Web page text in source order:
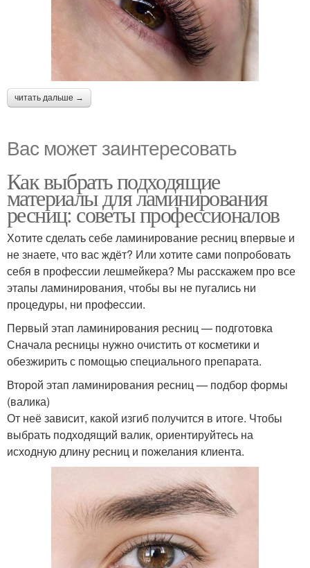
читать дальше →
Вас может заинтересовать
Как выбрать подходящие
материалы для ламинирования
ресниц: советы профессионалов
Хотите сделать себе ламинирование ресниц впервые и
не знаете, что вас ждёт? Или хотите сами попробовать
себя в профессии лешмейкера? Мы расскажем про все
этапы ламинирования, чтобы вы не пугались ни
процедуры, ни профессии.
Первый этап ламинирования ресниц — подготовка
Сначала ресницы нужно очистить от косметики и
обезжирить с помощью специального препарата.
Второй этап ламинирования ресниц — подбор формы
(валика)
От неё зависит, какой изгиб получится в итоге. Чтобы
выбрать подходящий валик, ориентируйтесь на
исходную длину ресниц и пожелания клиента.